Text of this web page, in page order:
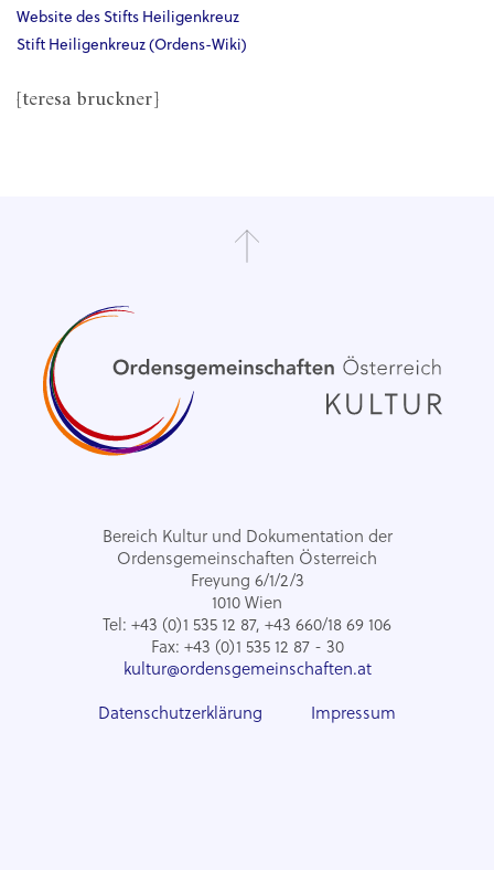
Website des Stifts Heiligenkreuz
Stift Heiligenkreuz (Ordens-Wiki)
[teresa bruckner]
Bereich Kultur und Dokumentation der
Ordensgemeinschaften Österreich
Freyung 6/1/2/3
1010 Wien
Tel: +43 (0)1 535 12 87, +43 660/18 69 106
Fax: +43 (0)1 535 12 87 - 30
kultur@ordensgemeinschaften.at
Datenschutzerklärung Impressum